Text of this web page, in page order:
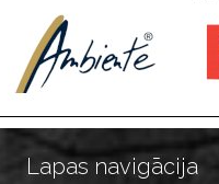
Lapas navigācija